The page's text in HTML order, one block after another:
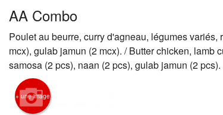
AA Combo
Poulet au beurre, curry d'agneau, légumes variés,
mcx), gulab jamun (2 mcx). / Butter chicken, lamb
samosa (2 pcs), naan (2 pcs), gulab jamun (2 pcs).
+ une image